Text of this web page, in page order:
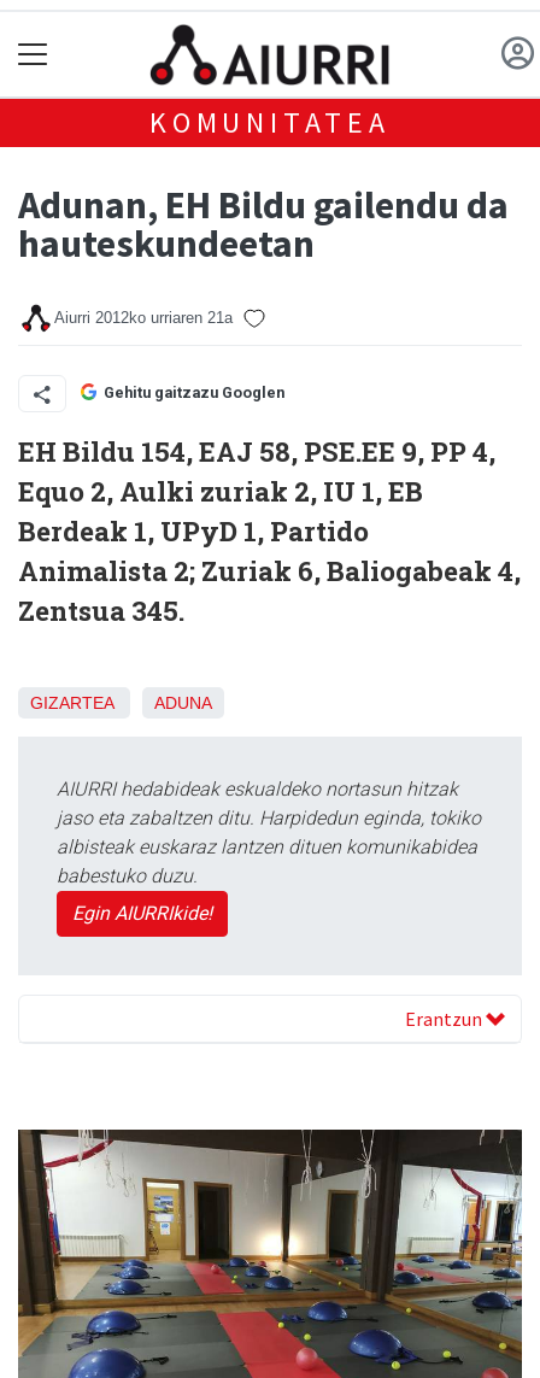
KOMUNITATEA
Adunan, EH Bildu gailendu da
hauteskundeetan
Aiurri 2012ko urriaren 21a
Gehitu gaitzazu Googlen
EH Bildu 154, EAJ 58, PSE.EE 9, PP 4,
Equo 2, Aulki zuriak 2, IU 1, EB
Berdeak 1, UPyD 1, Partido
Animalista 2; Zuriak 6, Baliogabeak 4,
Zentsua 345.
GIZARTEA ADUNA
AIURRI hedabideak eskualdeko nortasun hitzak
jaso eta zabaltzen ditu. Harpidedun eginda, tokiko
albisteak euskaraz lantzen dituen komunikabidea
babestuko duzu.
Egin AIURRIkide!
Erantzun